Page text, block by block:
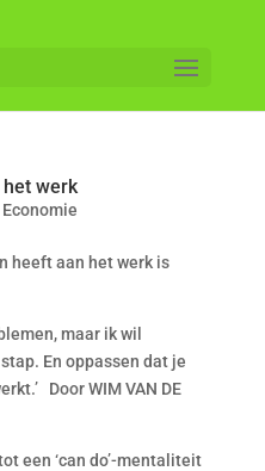
het werk
Economie
heeft aan het werk is
maar ik wil
En oppassen dat je
Door WIM VAN DE
een ‘can do’-mentaliteit